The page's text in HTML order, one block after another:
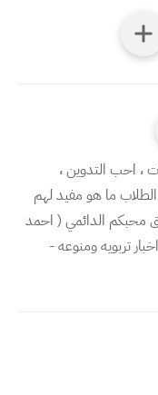
، احب التدوين ،
ما هو مفيد لهم
محبكم الدائمي ( احمد
تربويه ومنوعه -